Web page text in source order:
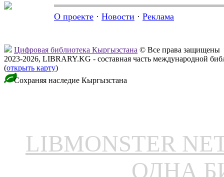
О проекте · Новости · Реклама
Цифровая библиотека Кыргызстана © Все права защищены
2023-2026, LIBRARY.KG - составная часть международной
(открыть карту)
Сохраняя наследие Кыргызстана
LIBMONSTER
ОДНА